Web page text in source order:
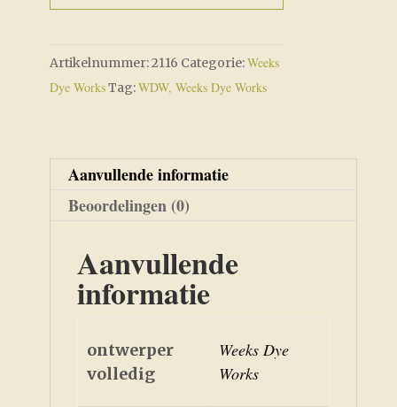
Artikelnummer:2116 Categorie:Weeks
Dye WorksTag:WDW, Weeks Dye Works
Aanvullende informatie
Beoordelingen (0)
Aanvullende
informatie
ontwerper
volledig
Weeks Dye
Works